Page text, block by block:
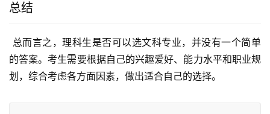
总结
的答案。考生需要根据自己的兴趣爱好、能力水平和职业规
划，综合考虑各方面因素，做出适合自己的选择。